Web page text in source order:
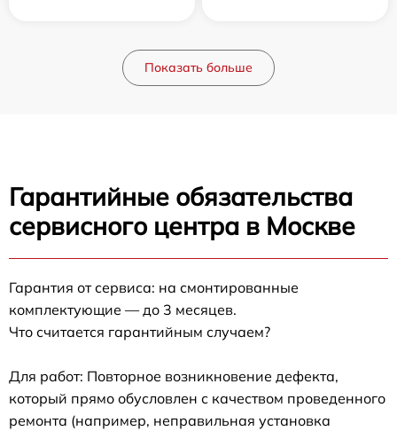
Показать больше
Гарантийные обязательства
сервисного центра в Москве
Гарантия от сервиса: на смонтированные
комплектующие — до 3 месяцев.
Что считается гарантийным случаем?
Для работ: Повторное возникновение дефекта,
который прямо обусловлен с качеством проведенного
ремонта (например, неправильная установка